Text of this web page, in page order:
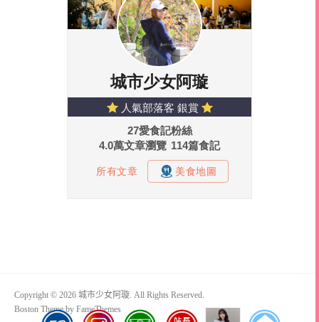
Copyright © 2026 城市少女阿璇. All Rights Reserved.
Boston Theme by FameThemes